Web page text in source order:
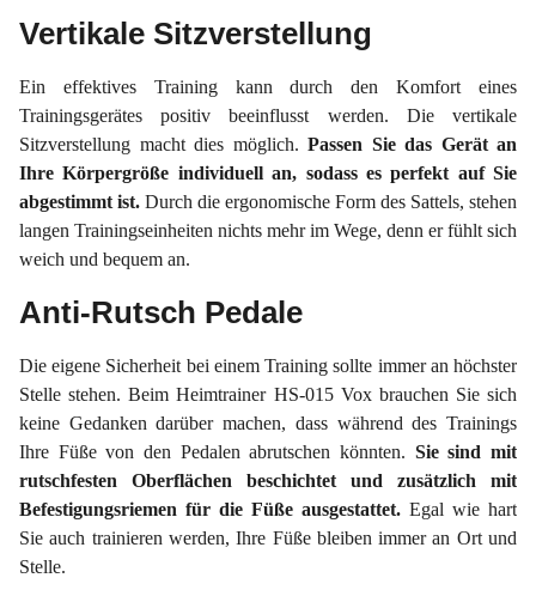
Vertikale Sitzverstellung
Ein effektives Training kann durch den Komfort eines
Trainingsgerätes positiv beeinflusst werden. Die vertikale
Sitzverstellung macht dies möglich. Passen Sie das Gerät an
Ihre Körpergröße individuell an, sodass es perfekt auf Sie
abgestimmt ist. Durch die ergonomische Form des Sattels, stehen
langen Trainingseinheiten nichts mehr im Wege, denn er fühlt sich
weich und bequem an.
Anti-Rutsch Pedale
Die eigene Sicherheit bei einem Training sollte immer an höchster
Stelle stehen. Beim Heimtrainer HS-015 Vox brauchen Sie sich
keine Gedanken darüber machen, dass während des Trainings
Ihre Füße von den Pedalen abrutschen könnten. Sie sind mit
rutschfesten Oberflächen beschichtet und zusätzlich mit
Befestigungsriemen für die Füße ausgestattet. Egal wie hart
Sie auch trainieren werden, Ihre Füße bleiben immer an Ort und
Stelle.